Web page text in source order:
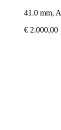
41.0 mm,
€ 2.000,00